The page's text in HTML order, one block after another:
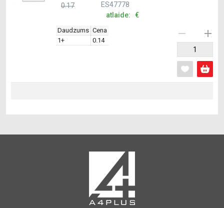
0.17
ES47778
atlaide: €
Daudzums Cena
1+
0.14